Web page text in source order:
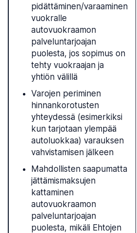
pidättäminen/varaaminen
vuokralle
autovuokraamon
palveluntarjoajan
puolesta, jos sopimus on
tehty vuokraajan ja
yhtiön välillä
Varojen periminen
hinnankorotusten
yhteydessä (esimerkiksi
kun tarjotaan ylempää
autoluokkaa) varauksen
vahvistamisen jälkeen
Mahdollisten saapumatta
jättämismaksujen
kattaminen
autovuokraamon
palveluntarjoajan
puolesta, mikäli Ehtojen